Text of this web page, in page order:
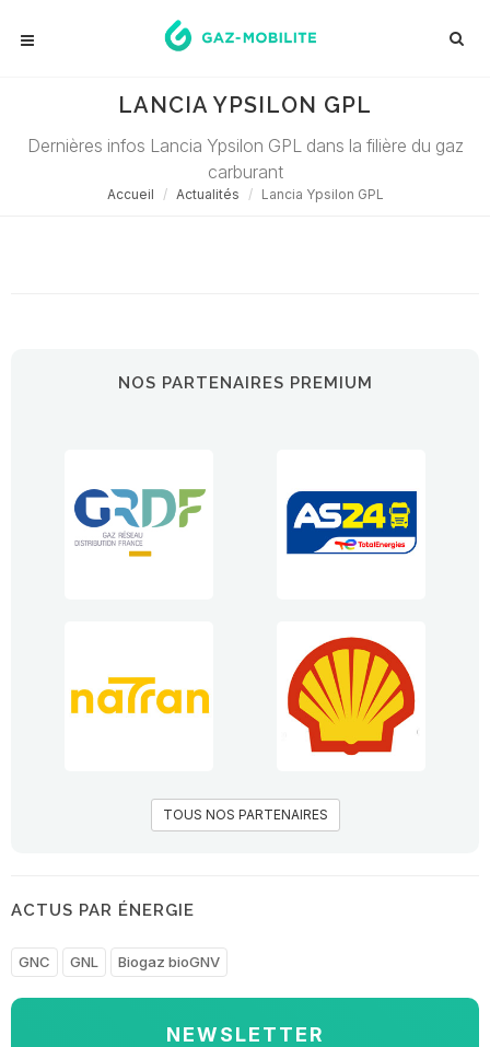
LANCIA YPSILON GPL
Dernières infos Lancia Ypsilon GPL dans la filière du gaz
carburant
Accueil Actualités Lancia Ypsilon GPL
NOS PARTENAIRES PREMIUM
TOUS NOS PARTENAIRES
ACTUS PAR ÉNERGIE
GNC GNL Biogaz bioGNV
NEWSLETTER